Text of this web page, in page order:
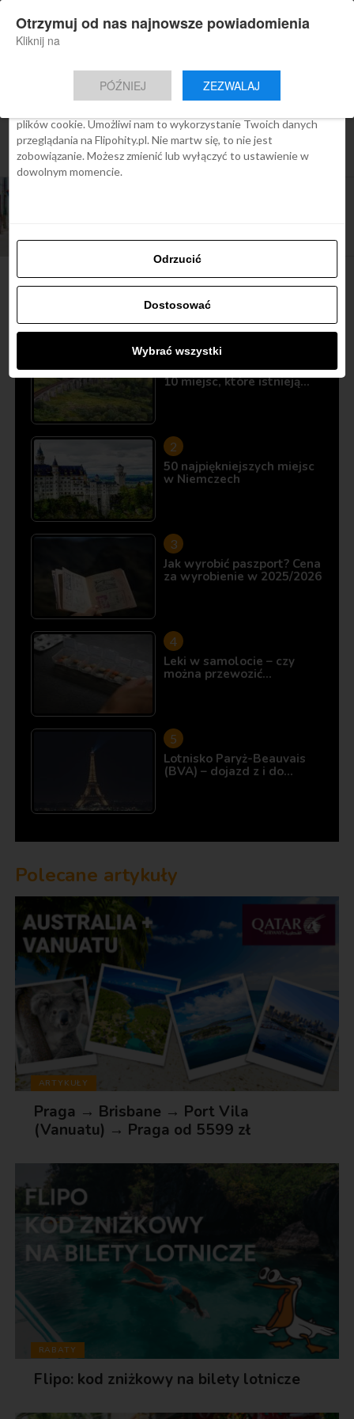
Nowa aplikacja Flipohity
Aktualne wiadomości, artykuły, TOP
Instalacja
All posts tagged "bilety do ameryki
srodkowej"
Najbardziej popularne
Śladami Harry’ego Pottera:
10 miejsc, które istnieją…
50 najpiękniejszych miejsc
w Niemczech
Jak wyrobić paszport? Cena
za wyrobienie w 2025/2026
Leki w samolocie – czy
można przewozić…
Lotnisko Paryż-Beauvais
(BVA) – dojazd z i do…
Polecane artykuły
ARTYKUŁY
Praga → Brisbane → Port Vila
(Vanuatu) → Praga od 5599 zł
RABATY
Flipo: kod zniżkowy na bilety lotnicze
Zgoda Szczegóły O cookies
Ta strona używa plików cookies
We Flipo robimy wszystko, aby pokazać Ci tylko te treści, które
plików cookie. Umożliwi nam to wykorzystanie Twoich danych
przeglądania na Flipohity.pl. Nie martw się, to nie jest
zobowiązanie. Możesz zmienić lub wyłączyć to ustawienie w
dowolnym momencie.
Odrzucić
Dostosować
Wybrać wszystki
Otrzymuj od nas najnowsze powiadomienia
Kliknij na
PÓŹNIEJ ZEZWALAJ